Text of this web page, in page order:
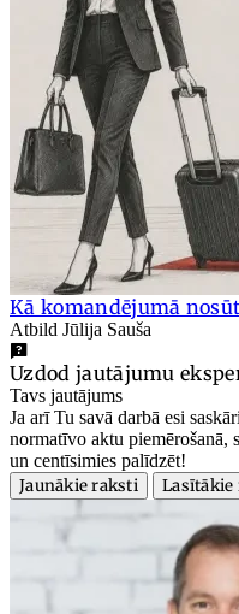
Kā komandējumā
Atbild Jūlija Sauša
Uzdod jautājumu
Tavs jautājums
Ja arī Tu savā darbā esi
normatīvo aktu piemērošanā,
un centīsimies palīdzēt!
Jaunākie raksti
Lasītākie